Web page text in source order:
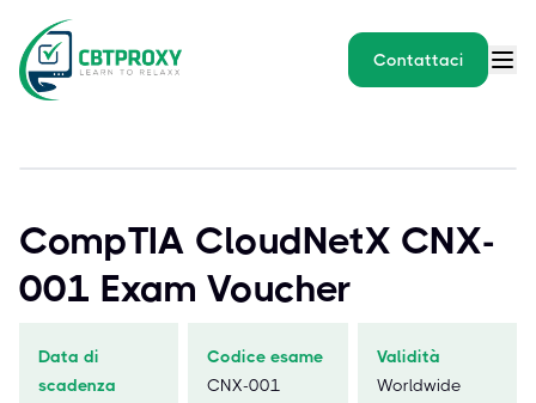
Contattaci
CompTIA CloudNetX CNX-
001 Exam Voucher
Data di
scadenza
Codice esame
CNX-001
Validità
Worldwide